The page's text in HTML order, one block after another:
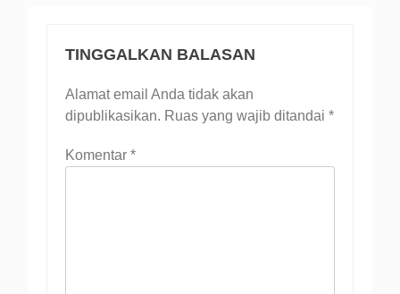
TINGGALKAN BALASAN
Alamat email Anda tidak akan
dipublikasikan. Ruas yang wajib ditandai *
Komentar *